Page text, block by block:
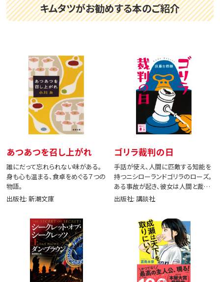
キムタツがお勧めする本のご紹介
あつあつを召し上がれ
誰にだって忘れられない味がある。
身も心も温まる、食卓をめぐる７つの
物語。
出版社: 新潮文庫
ゴリラ裁判の日
手話が使え、人間に匹敵する知能を
持つニシローランドゴリラのローズ。
ある事故が起き、彼女は人間と裁判
で闘う。
出版社: 講談社